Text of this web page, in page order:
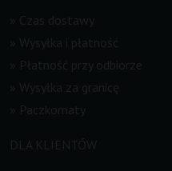
Czas dostawy
Wysyłka i płatność
Płatność przy odbiorze
Wysyłka za granicę
Paczkomaty
DLA KLIENTÓW